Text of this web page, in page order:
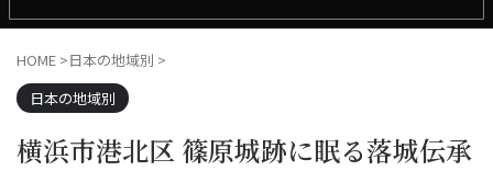
HOME >日本の地域別 >
日本の地域別
横浜市港北区 篠原城跡に眠る落城伝承